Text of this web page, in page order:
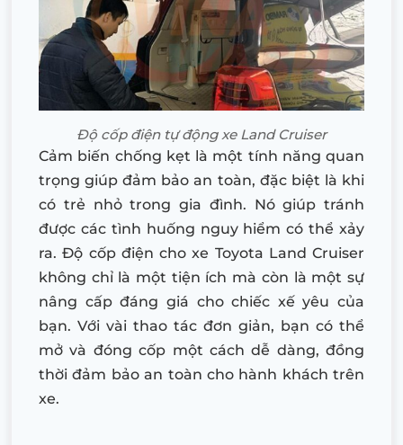
Độ cốp điện tự động xe Land Cruiser
Cảm biến chống kẹt là một tính năng quan
trọng giúp đảm bảo an toàn, đặc biệt là khi
có trẻ nhỏ trong gia đình. Nó giúp tránh
được các tình huống nguy hiểm có thể xảy
ra. Độ cốp điện cho xe Toyota Land Cruiser
không chỉ là một tiện ích mà còn là một sự
nâng cấp đáng giá cho chiếc xế yêu của
bạn. Với vài thao tác đơn giản, bạn có thể
mở và đóng cốp một cách dễ dàng, đồng
thời đảm bảo an toàn cho hành khách trên
xe.